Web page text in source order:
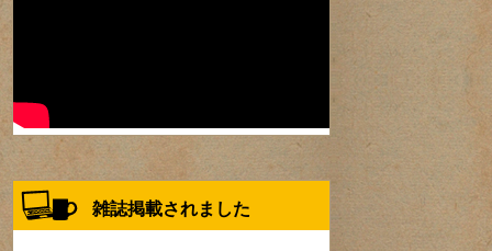
雑誌掲載されました